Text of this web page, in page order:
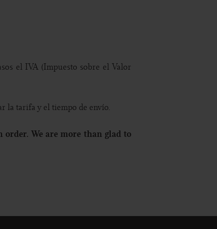
el IVA (Impuesto sobre el Valor
la tarifa y el tiempo de envío.
We are more than glad to